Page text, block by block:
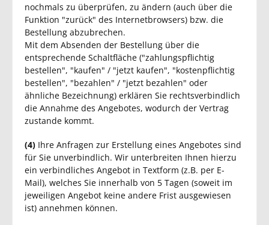
nochmals zu überprüfen, zu ändern (auch über die
Funktion "zurück" des Internetbrowsers) bzw. die
Bestellung abzubrechen.
Mit dem Absenden der Bestellung über die
entsprechende Schaltfläche ("zahlungspflichtig
bestellen", "kaufen" / "jetzt kaufen", "kostenpflichtig
bestellen", "bezahlen" / "jetzt bezahlen" oder
ähnliche Bezeichnung) erklären Sie rechtsverbindlich
die Annahme des Angebotes, wodurch der Vertrag
zustande kommt.
(4) Ihre Anfragen zur Erstellung eines Angebotes sind
für Sie unverbindlich. Wir unterbreiten Ihnen hierzu
ein verbindliches Angebot in Textform (z.B. per E-
Mail), welches Sie innerhalb von 5 Tagen (soweit im
jeweiligen Angebot keine andere Frist ausgewiesen
ist) annehmen können.